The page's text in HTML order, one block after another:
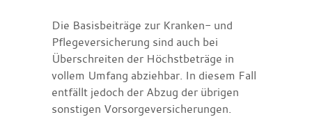
Die Basisbeiträge zur Kranken- und
Pflegeversicherung sind auch bei
Überschreiten der Höchstbeträge in
vollem Umfang abziehbar. In diesem Fall
entfällt jedoch der Abzug der übrigen
sonstigen Vorsorgeversicherungen.